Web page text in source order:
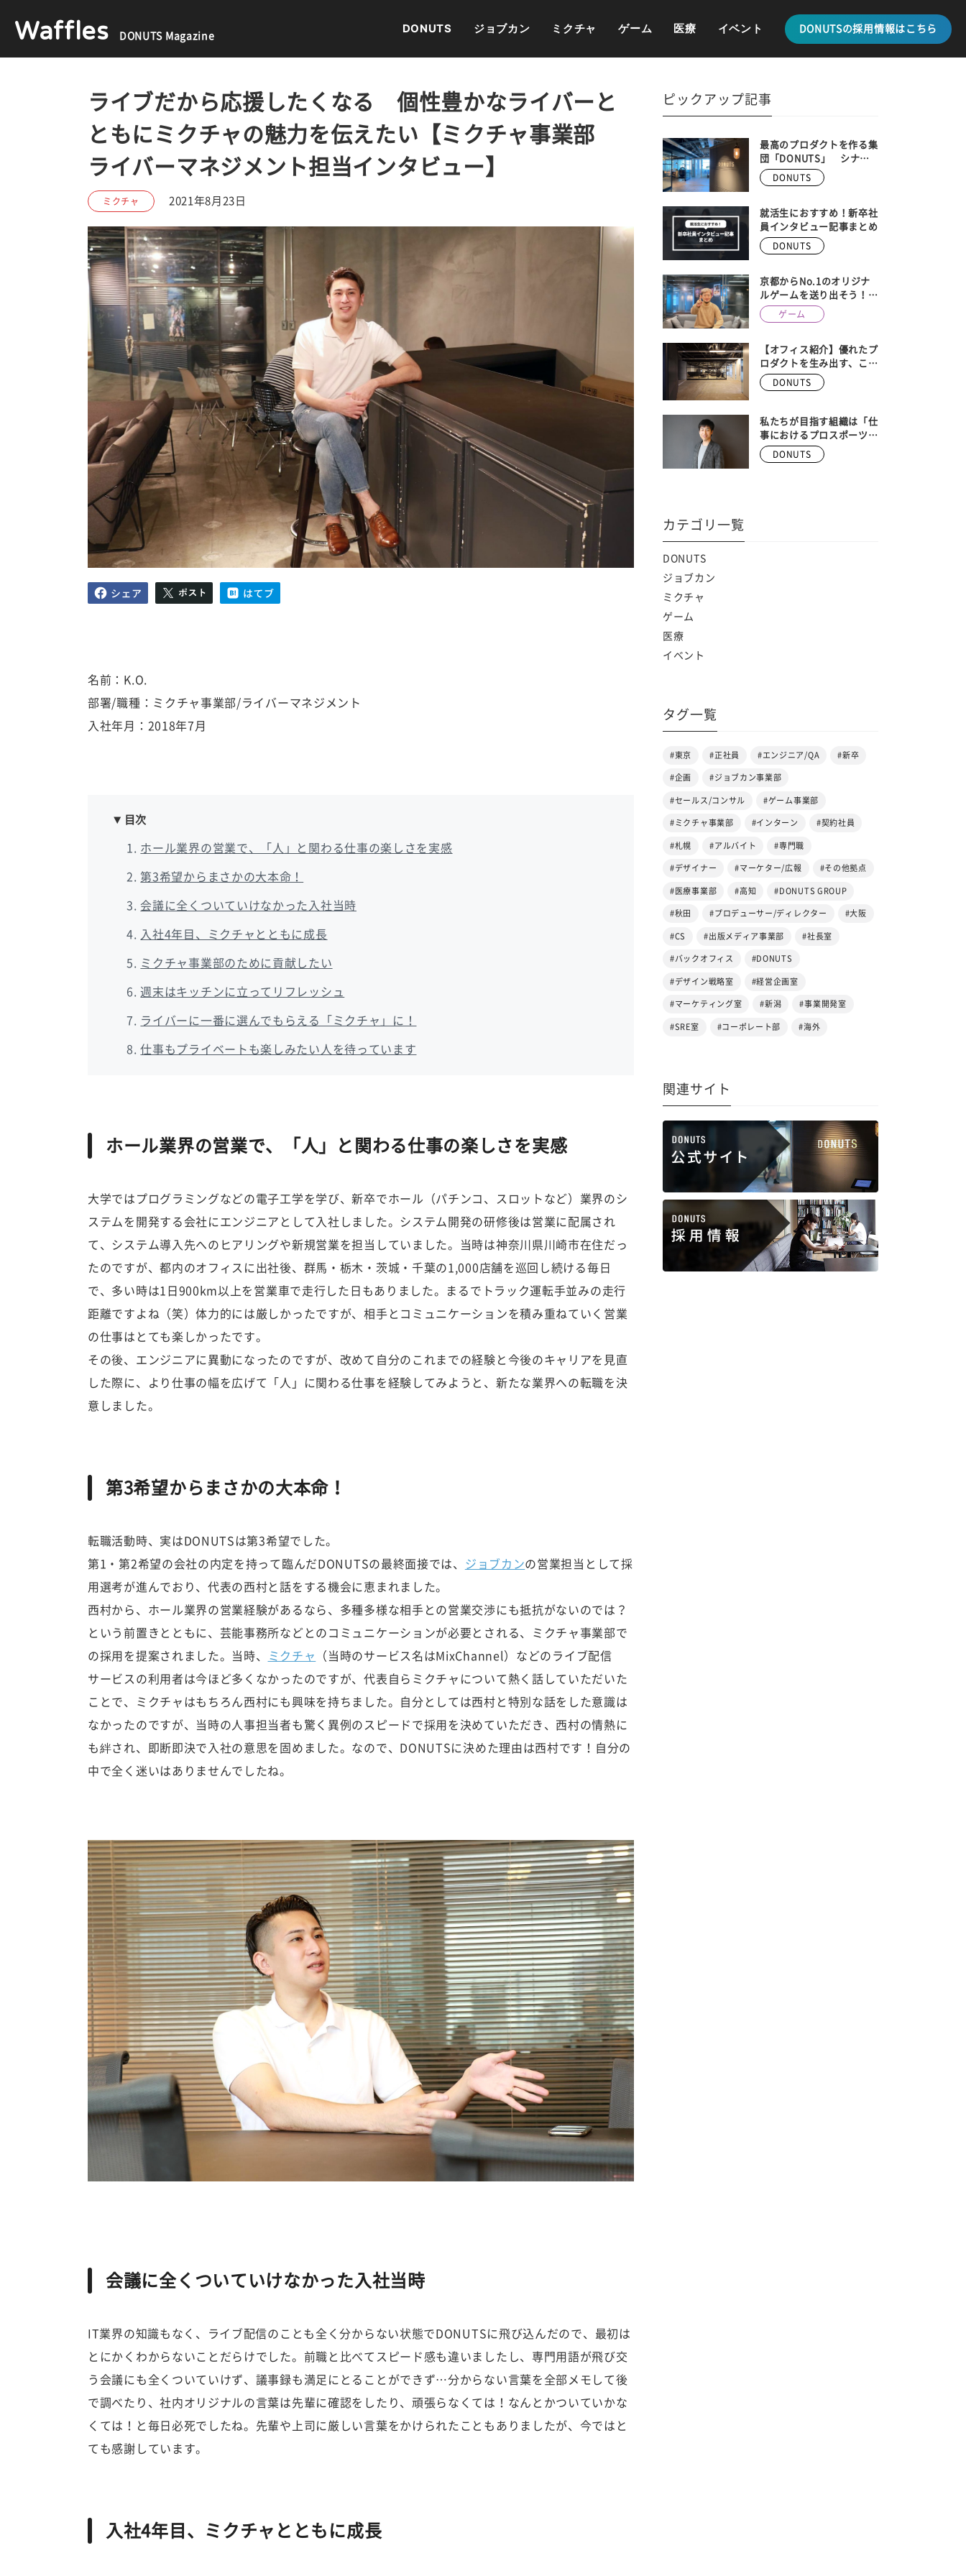
Waffles DONUTS Magazine
DONUTS ジョブカン ミクチャ ゲーム 医療 イベント DONUTSの採用情報はこちら
ライブだから応援したくなる 個性豊かなライバーと
ともにミクチャの魅力を伝えたい【ミクチャ事業部
ライバーマネジメント担当インタビュー】
ミクチャ 2021年8月23日
名前：K.O.
部署/職種：ミクチャ事業部/ライバーマネジメント
入社年月：2018年7月
目次
ホール業界の営業で、「人」と関わる仕事の楽しさを実感
第3希望からまさかの大本命！
会議に全くついていけなかった入社当時
入社4年目、ミクチャとともに成長
ミクチャ事業部のために貢献したい
週末はキッチンに立ってリフレッシュ
ライバーに一番に選んでもらえる「ミクチャ」に！
仕事もプライベートも楽しみたい人を待っています
ホール業界の営業で、「人」と関わる仕事の楽しさを実感
大学ではプログラミングなどの電子工学を学び、新卒でホール（パチンコ、スロットなど）業界のシ
ステムを開発する会社にエンジニアとして入社しました。システム開発の研修後は営業に配属され
て、システム導入先へのヒアリングや新規営業を担当していました。当時は神奈川県川崎市在住だっ
たのですが、都内のオフィスに出社後、群馬・栃木・茨城・千葉の1,000店舗を巡回し続ける毎日
で、多い時は1日900km以上を営業車で走行した日もありました。まるでトラック運転手並みの走行
距離ですよね（笑）体力的には厳しかったですが、相手とコミュニケーションを積み重ねていく営業
の仕事はとても楽しかったです。
その後、エンジニアに異動になったのですが、改めて自分のこれまでの経験と今後のキャリアを見直
した際に、より仕事の幅を広げて「人」に関わる仕事を経験してみようと、新たな業界への転職を決
意しました。
第3希望からまさかの大本命！
転職活動時、実はDONUTSは第3希望でした。
第1・第2希望の会社の内定を持って臨んだDONUTSの最終面接では、 ジョブカンの営業担当として採
用選考が進んでおり、代表の西村と話をする機会に恵まれました。
西村から、ホール業界の営業経験があるなら、多種多様な相手との営業交渉にも抵抗がないのでは？
という前置きとともに、芸能事務所などとのコミュニケーションが必要とされる、ミクチャ事業部で
の採用を提案されました。当時、
ミクチャ
（当時のサービス名はMixChannel）などのライブ配信
サービスの利用者は今ほど多くなかったのですが、代表自らミクチャについて熱く話していただいた
ことで、ミクチャはもちろん西村にも興味を持ちました。自分としては西村と特別な話をした意識は
なかったのですが、当時の人事担当者も驚く異例のスピードで採用を決めていただき、西村の情熱に
も絆され、即断即決で入社の意思を固めました。なので、DONUTSに決めた理由は西村です！自分の
中で全く迷いはありませんでしたね。
会議に全くついていけなかった入社当時
IT業界の知識もなく、ライブ配信のことも全く分からない状態でDONUTSに飛び込んだので、最初は
とにかくわからないことだらけでした。前職と比べてスピード感も違いましたし、専門用語が飛び交
う会議にも全くついていけず、議事録も満足にとることができず…分からない言葉を全部メモして後
で調べたり、社内オリジナルの言葉は先輩に確認をしたり、頑張らなくては！なんとかついていかな
くては！と毎日必死でしたね。先輩や上司に厳しい言葉をかけられたこともありましたが、今ではと
ても感謝しています。
入社4年目、ミクチャとともに成長
ピックアップ記事
最高のプロダクトを作る集
団「DONUTS」 シナ
ジーを生み出す、最新の事
業内容を全紹介
DONUTS
就活生におすすめ！新卒社
員インタビュー記事まとめ
DONUTS
京都からNo.1のオリジナ
ルゲームを送り出そう！
DONUTS GAMES、京都メ
ンバー大募集！！ 【株式
ゲーム事業部長 安藤武博
インタビュー】
ゲーム
【オフィス紹介】優れたプ
ロダクトを生み出す、こだ
わりの空間。Donutsの本
社オフィスを大公開！
DONUTS
私たちが目指す組織は「仕
事におけるプロスポーツ
チーム」
DONUTS
カテゴリ一覧
DONUTS
ジョブカン
ミクチャ
ゲーム
医療
イベント
タグ一覧
#東京 #正社員 #エンジニア/QA #新卒
#企画 #ジョブカン事業部
#セールス/コンサル #ゲーム事業部
#ミクチャ事業部 #インターン #契約社員
#札幌 #アルバイト #専門職
#デザイナー #マーケター/広報 #その他拠点
#医療事業部 #高知 #DONUTS GROUP
#秋田 #プロデューサー/ディレクター #大阪
#CS #出版メディア事業部 #社長室
#バックオフィス #DONUTS
#デザイン戦略室 #経営企画室
#マーケティング室 #新潟 #事業開発室
#SRE室 #コーポレート部 #海外
関連サイト